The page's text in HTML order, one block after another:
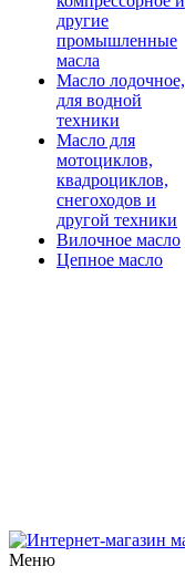
другие
промышленные
масла
Масло лодочное,
для водной
техники
Масло для
мотоциклов,
квадроциклов,
снегоходов и
другой техники
Вилочное масло
Цепное масло
Меню